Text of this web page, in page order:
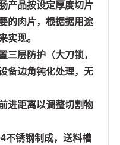
产品按设定厚度切片
的肉片，根据据用途
实现。
三层防护（大刀锁，
备边角钝化处理，无
进距离以调整切割物
不锈钢制成，送料槽